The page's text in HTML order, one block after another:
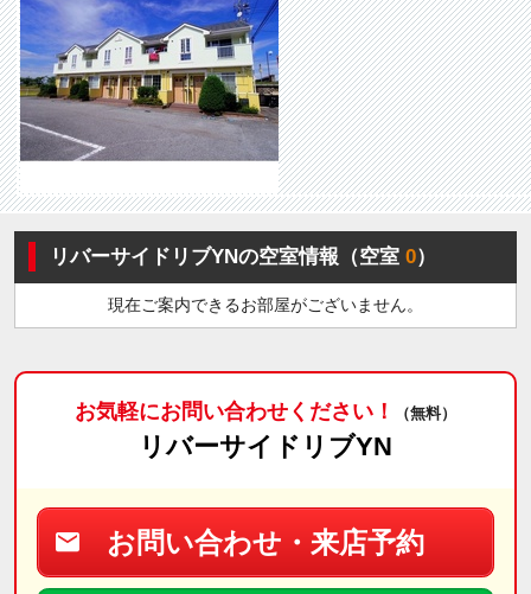
リバーサイドリブYNの空室情報（空室0）
現在ご案内できるお部屋がございません。
お気軽にお問い合わせください！ （無料）
リバーサイドリブYN
お問い合わせ・来店予約